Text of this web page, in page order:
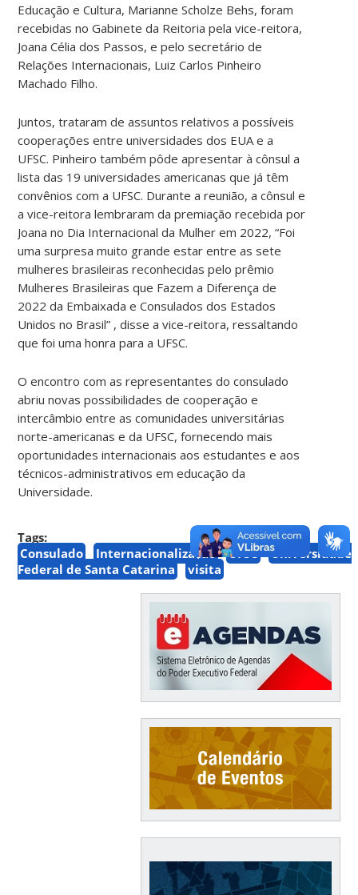
Educação e Cultura, Marianne Scholze Behs, foram
recebidas no Gabinete da Reitoria pela vice-reitora,
Joana Célia dos Passos, e pelo secretário de
Relações Internacionais, Luiz Carlos Pinheiro
Machado Filho.
Juntos, trataram de assuntos relativos a possíveis
cooperações entre universidades dos EUA e a
UFSC. Pinheiro também pôde apresentar à cônsul a
lista das 19 universidades americanas que já têm
convênios com a UFSC. Durante a reunião, a cônsul e
a vice-reitora lembraram da premiação recebida por
Joana no Dia Internacional da Mulher em 2022, “Foi
uma surpresa muito grande estar entre as sete
mulheres brasileiras reconhecidas pelo prêmio
Mulheres Brasileiras que Fazem a Diferença de
2022 da Embaixada e Consulados dos Estados
Unidos no Brasil” , disse a vice-reitora, ressaltando
que foi uma honra para a UFSC.
O encontro com as representantes do consulado
abriu novas possibilidades de cooperação e
intercâmbio entre as comunidades universitárias
norte-americanas e da UFSC, fornecendo mais
oportunidades internacionais aos estudantes e aos
técnicos-administrativos em educação da
Universidade.
Tags:
Consulado
Internacionalização UFSC
Universidade
Federal de Santa Catarina
visita